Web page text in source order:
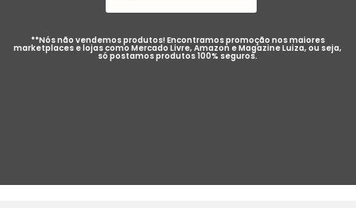
**Nós não vendemos produtos! Encontramos promoção nos maiores
marketplaces e lojas como Mercado Livre, Amazon e Magazine Luiza, ou seja,
só postamos produtos 100% seguros.